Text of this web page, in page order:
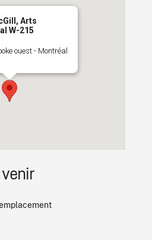
Arts
W-215
ouest - Montréal